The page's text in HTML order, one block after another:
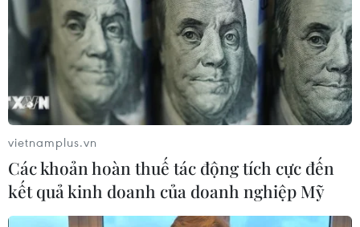
vietnamplus.vn
Các khoản hoàn thuế tác động tích cực đến
kết quả kinh doanh của doanh nghiệp Mỹ